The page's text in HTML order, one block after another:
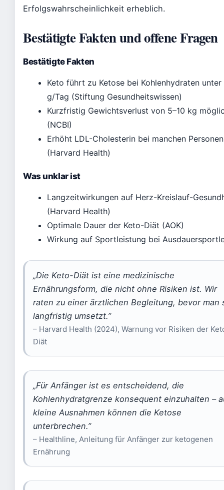
Erfolgswahrscheinlichkeit erheblich.
Bestätigte Fakten und offene Fragen
Bestätigte Fakten
Keto führt zu Ketose bei Kohlenhydraten unter
g/Tag (Stiftung Gesundheitswissen)
Kurzfristig Gewichtsverlust von 5–10 kg
(NCBI)
Erhöht LDL-Cholesterin bei manchen Personen
(Harvard Health)
Was unklar ist
Langzeitwirkungen auf Herz-Kreislauf-
(Harvard Health)
Optimale Dauer der Keto-Diät (AOK)
Wirkung auf Sportleistung bei
„Die Keto-Diät ist eine medizinische
Ernährungsform, die nicht ohne Risiken ist. Wir
raten zu einer ärztlichen Begleitung, bevor man
langfristig umsetzt.”
– Harvard Health (2024), Warnung vor Risiken der
Diät
„Für Anfänger ist es entscheidend, die
Kohlenhydratgrenze konsequent einzuhalten –
kleine Ausnahmen können die Ketose
unterbrechen.”
– Healthline, Anleitung für Anfänger zur ketogenen
Ernährung